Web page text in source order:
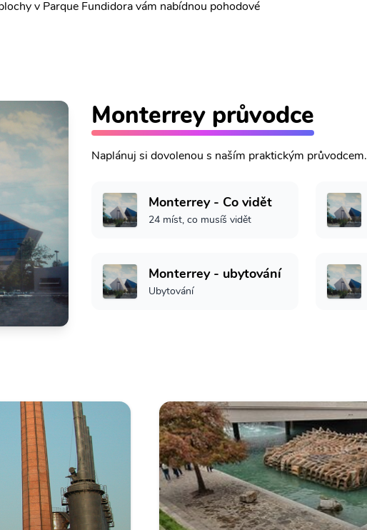
v Parque Fundidora vám nabídnou pohodové
Monterrey průvodce
Naplánuj si dovolenou s naším praktickým průvodcem.
Monterrey - Co vidět
24 míst, co musíš vidět
Monterrey - ubytování
Ubytování